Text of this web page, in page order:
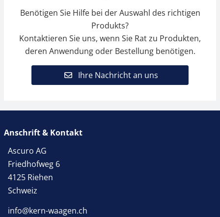
Benötigen Sie Hilfe bei der Auswahl des richtigen
Produkts?
Kontaktieren Sie uns, wenn Sie Rat zu Produkten,
deren Anwendung oder Bestellung benötigen.
Ihre Nachricht an uns
Anschrift & Kontakt
Ascuro AG
Friedhofweg 6
4125 Riehen
Schweiz
info@kern-waagen.ch